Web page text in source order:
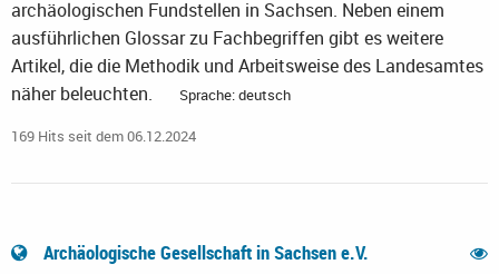
archäologischen Fundstellen in Sachsen. Neben einem
ausführlichen Glossar zu Fachbegriffen gibt es weitere
Artikel, die die Methodik und Arbeitsweise des Landesamtes
näher beleuchten.
Sprache: deutsch
169 Hits seit dem 06.12.2024
Archäologische Gesellschaft in Sachsen e.V.